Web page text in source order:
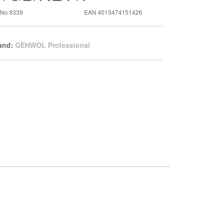
6339 EAN 4013474151426
GEHWOL Professional